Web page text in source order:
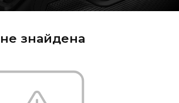
знайдена